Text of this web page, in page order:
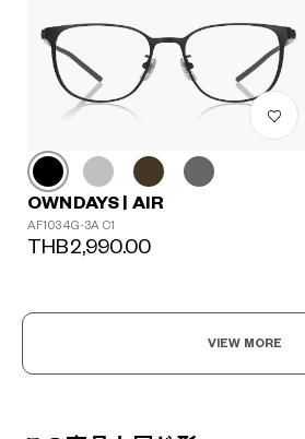
OWNDAYS | AIR
AF1034G-3A C1
THB2,990.00
VIEW MORE